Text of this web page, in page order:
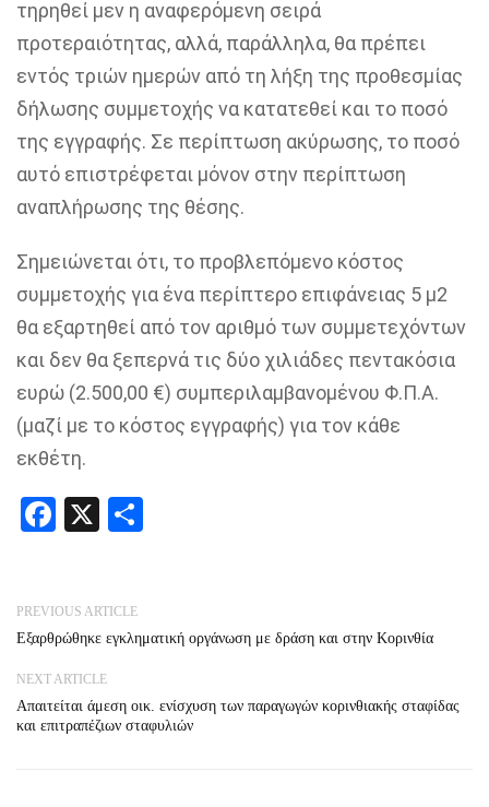
τηρηθεί μεν η αναφερόμενη σειρά
προτεραιότητας, αλλά, παράλληλα, θα πρέπει
εντός τριών ημερών από τη λήξη της προθεσμίας
δήλωσης συμμετοχής να κατατεθεί και το ποσό
της εγγραφής. Σε περίπτωση ακύρωσης, το ποσό
αυτό επιστρέφεται μόνον στην περίπτωση
αναπλήρωσης της θέσης.
Σημειώνεται ότι, το προβλεπόμενο κόστος
συμμετοχής για ένα περίπτερο επιφάνειας 5 μ2
θα εξαρτηθεί από τον αριθμό των συμμετεχόντων
και δεν θα ξεπερνά τις δύο χιλιάδες πεντακόσια
ευρώ (2.500,00 €) συμπεριλαμβανομένου Φ.Π.Α.
(μαζί με το κόστος εγγραφής) για τον κάθε
εκθέτη.
Facebook
X
PREVIOUS ARTICLE
Εξαρθρώθηκε εγκληματική οργάνωση με δράση και στην Κορινθία
NEXT ARTICLE
Απαιτείται άμεση οικ. ενίσχυση των παραγωγών κορινθιακής σταφίδας
και επιτραπέζιων σταφυλιών